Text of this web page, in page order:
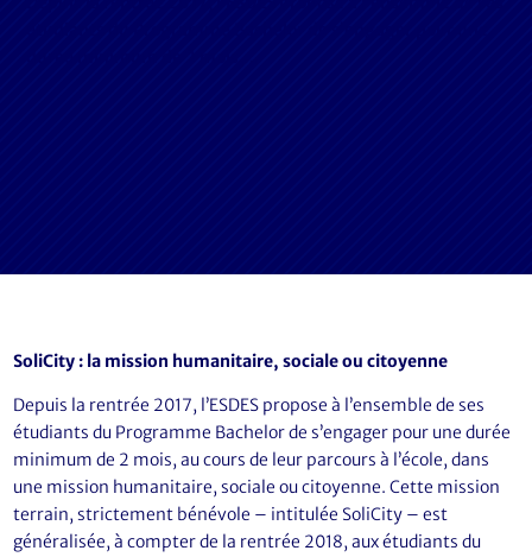
SoliCity : la mission humanitaire, sociale ou citoyenne
Depuis la rentrée 2017, l’ESDES propose à l’ensemble de ses
étudiants du Programme Bachelor de s’engager pour une durée
minimum de 2 mois, au cours de leur parcours à l’école, dans
une mission humanitaire, sociale ou citoyenne. Cette mission
terrain, strictement bénévole – intitulée SoliCity – est
généralisée, à compter de la rentrée 2018, aux étudiants du